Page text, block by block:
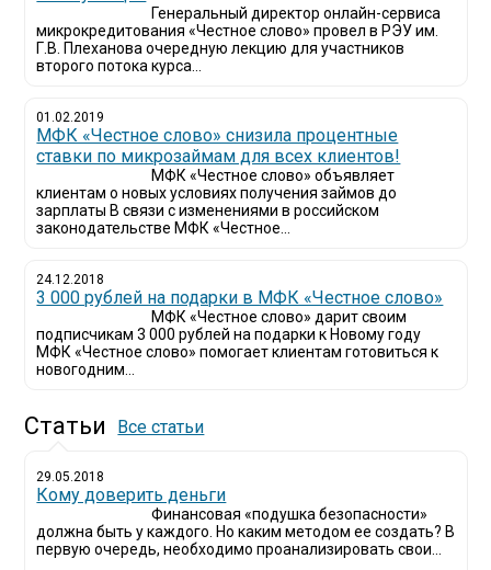
Генеральный директор онлайн-сервиса
микрокредитования «Честное слово» провел в РЭУ им.
Г.В. Плеханова очередную лекцию для участников
второго потока курса...
01.02.2019
МФК «Честное слово» снизила процентные
ставки по микрозаймам для всех клиентов!
МФК «Честное слово» объявляет
клиентам о новых условиях получения займов до
зарплаты В связи с изменениями в российском
законодательстве МФК «Честное...
24.12.2018
3 000 рублей на подарки в МФК «Честное слово»
МФК «Честное слово» дарит своим
подписчикам 3 000 рублей на подарки к Новому году
МФК «Честное слово» помогает клиентам готовиться к
новогодним...
Статьи Все статьи
29.05.2018
Кому доверить деньги
Финансовая «подушка безопасности»
должна быть у каждого. Но каким методом ее создать? В
первую очередь, необходимо проанализировать свои...